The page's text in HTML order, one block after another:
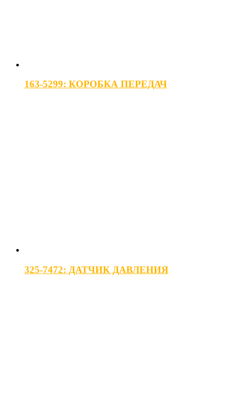
163-5299: КОРОБКА ПЕРЕДАЧ
325-7472: ДАТЧИК ДАВЛЕНИЯ